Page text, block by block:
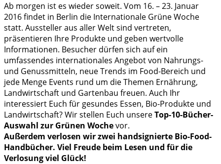
Ab morgen ist es wieder soweit. Vom 16. – 23. Januar
2016 findet in Berlin die Internationale Grüne Woche
statt. Aussteller aus aller Welt sind vertreten,
präsentieren Ihre Produkte und geben wertvolle
Informationen. Besucher dürfen sich auf ein
umfassendes internationales Angebot von Nahrungs-
und Genussmitteln, neue Trends im Food-Bereich und
jede Menge Events rund um die Themen Ernährung,
Landwirtschaft und Gartenbau freuen. Auch Ihr
interessiert Euch für gesundes Essen, Bio-Produkte und
Landwirtschaft? Wir stellen Euch unsereTop-10-Bücher-
Auswahl zur Grünen Wochevor.
Außerdem verlosen wir zwei handsignierte Bio-Food-
Handbücher. Viel Freude beim Lesen und für die
Verlosung viel Glück!